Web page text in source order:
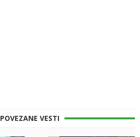
POVEZANE VESTI